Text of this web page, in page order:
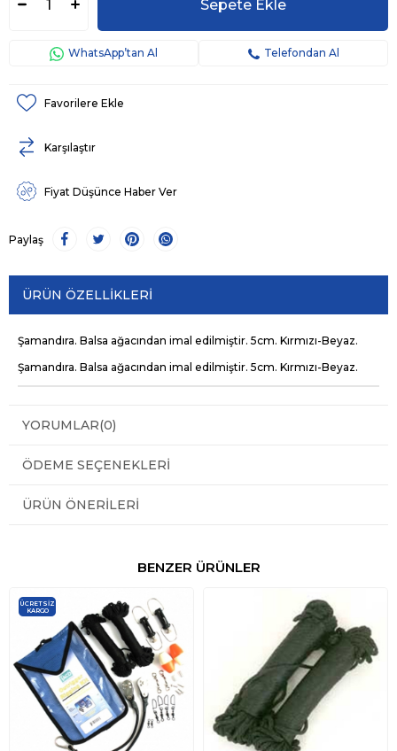
WhatsApp’tan Al Telefondan Al
Favorilere Ekle
Karşılaştır
Fiyat Düşünce Haber Ver
Paylaş
ÜRÜN ÖZELLIKLERI
Şamandıra. Balsa ağacından imal edilmiştir. 5cm. Kırmızı-Beyaz.
Şamandıra. Balsa ağacından imal edilmiştir. 5cm. Kırmızı-Beyaz.
YORUMLAR(0)
ÖDEME SEÇENEKLERI
ÜRÜN ÖNERILERI
BENZER ÜRÜNLER
ÜCRETSIZ
KARGO